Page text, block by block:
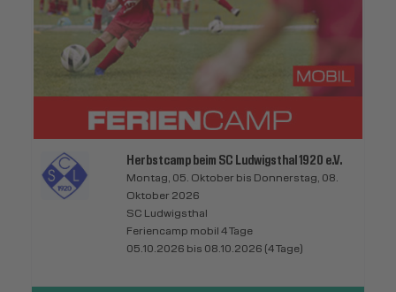
Herbstcamp beim SC Ludwigsthal 1920 e.V.
Montag, 05. Oktober bis Donnerstag, 08.
Oktober 2026
SC Ludwigsthal
Feriencamp mobil 4 Tage
05.10.2026 bis 08.10.2026 (4 Tage)